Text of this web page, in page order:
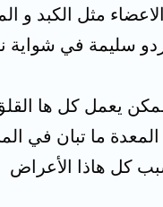
مثل الكبد و
في شواية نقص فيتامين ب12
القلق خاصة اني بعاني ٢٤ على
ما تبان في
كل هاذا الأعراض